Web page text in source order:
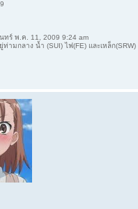
ทร์ พ.ค. 11, 2009 9:24 am
ามกลาง น้ำ (SUI) ไฟ(FE) และเหล็ก(SRW)